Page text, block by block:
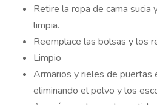
Retire la ropa de cama sucia
limpia.
Reemplace las bolsas y los
Limpio
Armarios y rieles de puertas
eliminando el polvo y los